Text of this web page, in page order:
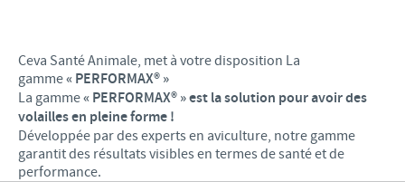
Ceva Santé Animale, met à votre disposition La
gamme« PERFORMAX® »
La gamme« PERFORMAX® » est la solution pour avoir des
volailles en pleine forme !
Développée par des experts en aviculture, notre gamme
garantit des résultats visibles en termes de santé et de
performance.